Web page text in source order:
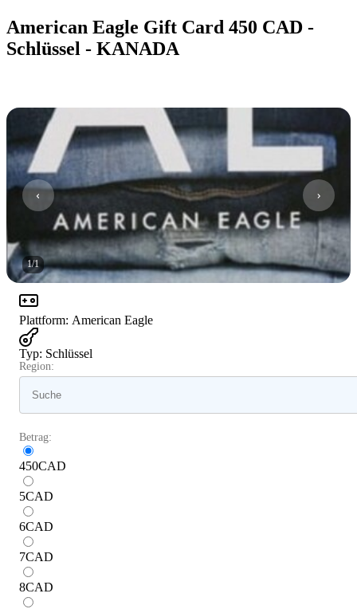
American Eagle Gift Card 450 CAD -
Schlüssel - KANADA
1/1
Plattform: American Eagle
Typ: Schlüssel
Region:
Betrag:
450CAD
5CAD
6CAD
7CAD
8CAD